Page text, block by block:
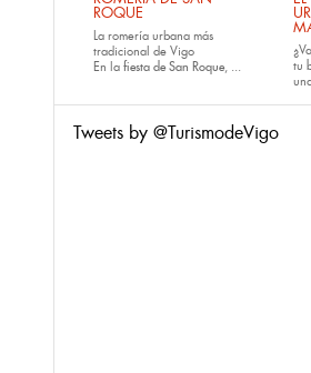
ROQUE
La romería urbana más
tradicional de Vigo
En la fiesta de San Roque, ...
tu
Tweets by @TurismodeVigo